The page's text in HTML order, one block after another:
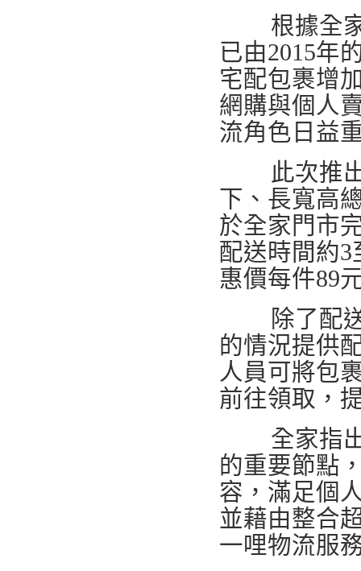
根據全家
已由2015年
宅配包裹增
網購與個人
流角色日益
此次推出
下、長寬高
於全家門市
配送時間約
惠價每件89
除了配送
的情況提供
人員可將包
前往領取，
全家指出
的重要節點
容，滿足個
並藉由整合
一哩物流服